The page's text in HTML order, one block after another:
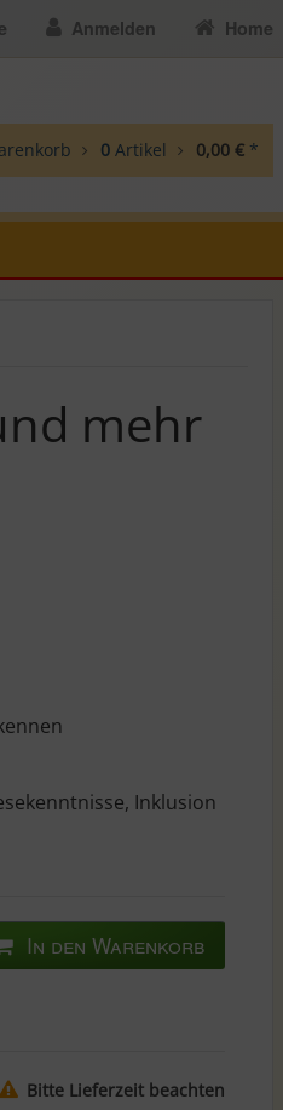
Anmelden Home
0 Artikel 0,00 € *
mehr
Inklusion
In den Warenkorb
Bitte Lieferzeit beachten